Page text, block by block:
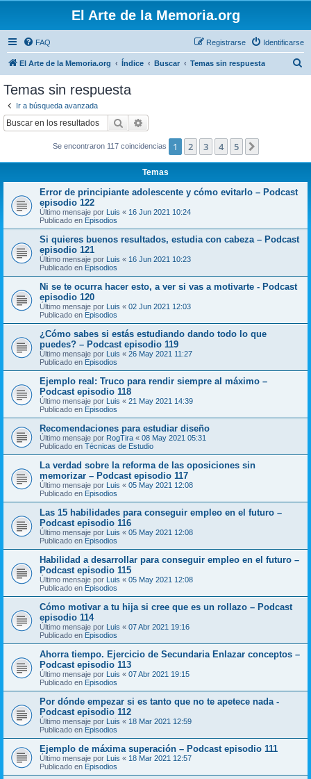
El Arte de la Memoria.org
FAQ Identificarse
Registrarse
El Arte de la Memoria.org Índice Buscar Temas sin respuesta
Temas sin respuesta
Ir a búsqueda avanzada
Buscar
Se encontraron 117 coincidencias 1 2 3 4 5
Temas
Error de principiante adolescente y cómo evitarlo – Podcast
episodio 122
Último mensaje por Luis « 16 Jun 2021 10:24
Publicado en Episodios
Si quieres buenos resultados, estudia con cabeza – Podcast
episodio 121
Último mensaje por Luis « 16 Jun 2021 10:23
Publicado en Episodios
Ni se te ocurra hacer esto, a ver si vas a motivarte - Podcast
episodio 120
Último mensaje por Luis « 02 Jun 2021 12:03
Publicado en Episodios
¿Cómo sabes si estás estudiando dando todo lo que
puedes? – Podcast episodio 119
Último mensaje por Luis « 26 May 2021 11:27
Publicado en Episodios
Ejemplo real: Truco para rendir siempre al máximo –
Podcast episodio 118
Último mensaje por Luis « 21 May 2021 14:39
Publicado en Episodios
Recomendaciones para estudiar diseño
Último mensaje por RogTira « 08 May 2021 05:31
Publicado en Técnicas de Estudio
La verdad sobre la reforma de las oposiciones sin
memorizar – Podcast episodio 117
Último mensaje por Luis « 05 May 2021 12:08
Publicado en Episodios
Las 15 habilidades para conseguir empleo en el futuro –
Podcast episodio 116
Último mensaje por Luis « 05 May 2021 12:08
Publicado en Episodios
Habilidad a desarrollar para conseguir empleo en el futuro –
Podcast episodio 115
Último mensaje por Luis « 05 May 2021 12:08
Publicado en Episodios
Cómo motivar a tu hija si cree que es un rollazo – Podcast
episodio 114
Último mensaje por Luis « 07 Abr 2021 19:16
Publicado en Episodios
Ahorra tiempo. Ejercicio de Secundaria Enlazar conceptos –
Podcast episodio 113
Último mensaje por Luis « 07 Abr 2021 19:15
Publicado en Episodios
Por dónde empezar si es tanto que no te apetece nada -
Podcast episodio 112
Último mensaje por Luis « 18 Mar 2021 12:59
Publicado en Episodios
Ejemplo de máxima superación – Podcast episodio 111
Último mensaje por Luis « 18 Mar 2021 12:57
Publicado en Episodios